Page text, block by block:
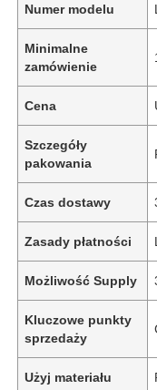
Numer modelu
Minimalne
zamówienie
Cena
Szczegóły
pakowania
Czas dostawy
Zasady płatności
Możliwość Supply
Kluczowe punkty
sprzedaży
Użyj materiału